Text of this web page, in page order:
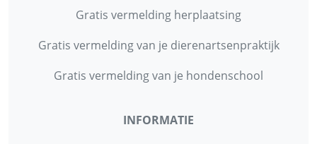
Gratis vermelding herplaatsing
Gratis vermelding van je dierenartsenpraktijk
Gratis vermelding van je hondenschool
INFORMATIE